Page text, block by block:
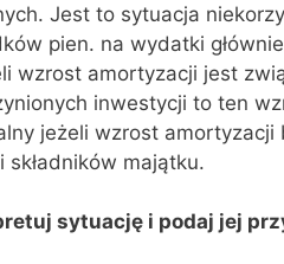
Jest to sytuacja
pien. na wydatki
wzrost amortyzacji jest
inwestycji to ten
jeżeli wzrost amortyzacji
majątku.
sytuację i podaj jej